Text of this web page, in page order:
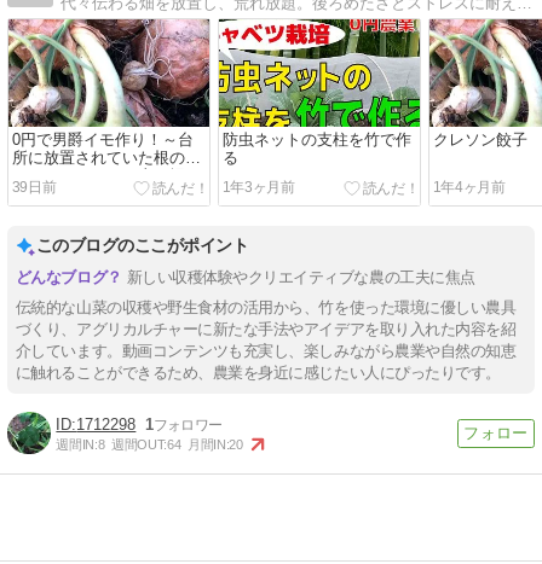
0円で男爵イモ作り！～台
所に放置されていた根の生
えたジャガイモを土に埋め
てみた～
39日前
防虫ネットの支柱を竹で作
る
1年3ヶ月前
クレソン餃子
1年4ヶ月前
このブログのここがポイント
新しい収穫体験やクリエイティブな農の工夫に焦点
伝統的な山菜の収穫や野生食材の活用から、竹を使った環境に優しい農具
づくり、アグリカルチャーに新たな手法やアイデアを取り入れた内容を紹
介しています。動画コンテンツも充実し、楽しみながら農業や自然の知恵
に触れることができるため、農業を身近に感じたい人にぴったりです。
1712298 1
週間IN:8 週間OUT:64 月間IN:20